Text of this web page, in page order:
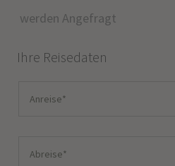
werden Angefragt
Ihre Reisedaten